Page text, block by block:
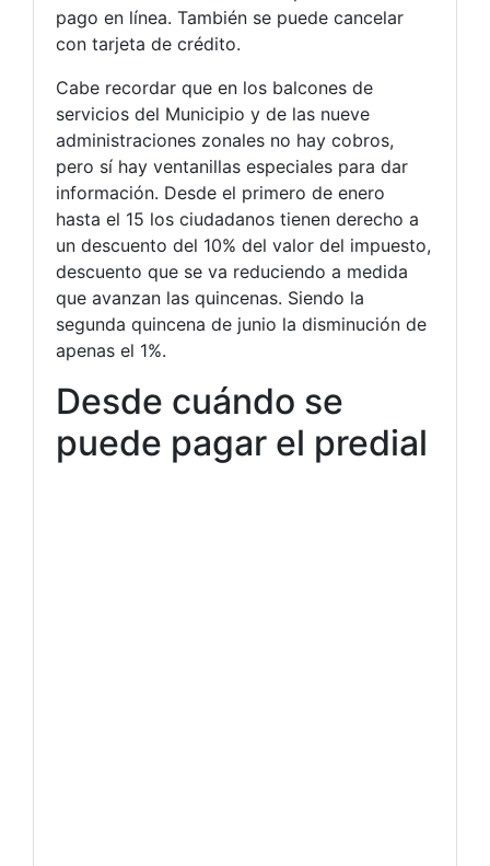
pago en línea. También se puede cancelar
con tarjeta de crédito.
Cabe recordar que en los balcones de
servicios del Municipio y de las nueve
administraciones zonales no hay cobros,
pero sí hay ventanillas especiales para dar
información. Desde el primero de enero
hasta el 15 los ciudadanos tienen derecho a
un descuento del 10% del valor del impuesto,
descuento que se va reduciendo a medida
que avanzan las quincenas. Siendo la
segunda quincena de junio la disminución de
apenas el 1%.
Desde cuándo se
puede pagar el predial